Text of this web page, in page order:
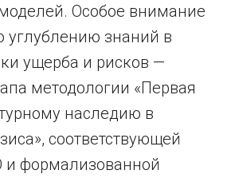
Особое внимание
углублению знаний в
ущерба и рисков —
методологии «Первая
наследию в
соответствующей
и формализованной